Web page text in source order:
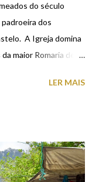
do século
dos
A Igreja domina
maior Romaria de
2020, as Festas em
Exterior do
LER MAIS